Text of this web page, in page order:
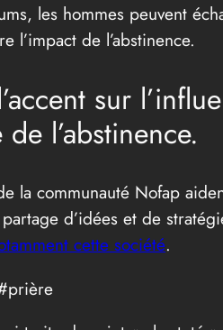
les hommes peuvent
l’impact de l’abstinence.
sur
l’abstinence.
la communauté Nofap
d’idées et de
cette société.